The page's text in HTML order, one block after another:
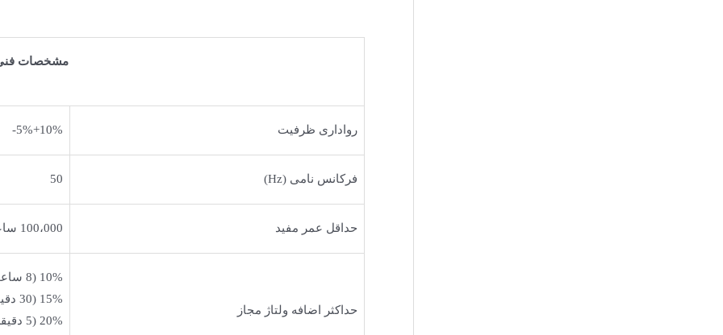
مشخصات
رواداری ظرفیت 10%+5%-
فرکانس نامی (Hz) 50
حداقل عمر مفید 100،000 ساعت
حداکثر اضافه ولتاژ مجاز
10% (8 ساعت در شبانه روز)
15% (30 دقیقه در شبانه روز)
20% (5 دقیقه)